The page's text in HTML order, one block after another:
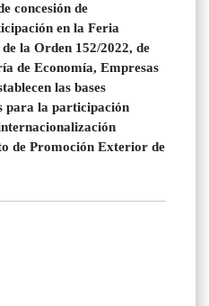
concesión de
en la Feria
la Orden 152/2022, de
de Economía, Empresas
las bases
para la participación
de Promoción Exterior de